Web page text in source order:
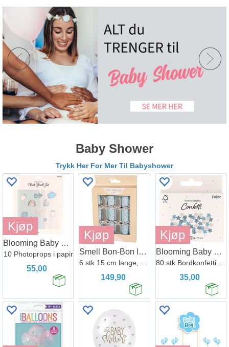
Baby Shower
Trykk Her For Mer Til Babyshower
Kjøp
Blooming Baby Boy
10 Photoprops i papir
55,00
Kjøp
Smell Bon-Bon lys blå/sølv m/sløyfe 2ass
149,90
Kjøp
Blooming Baby Boy
35,00